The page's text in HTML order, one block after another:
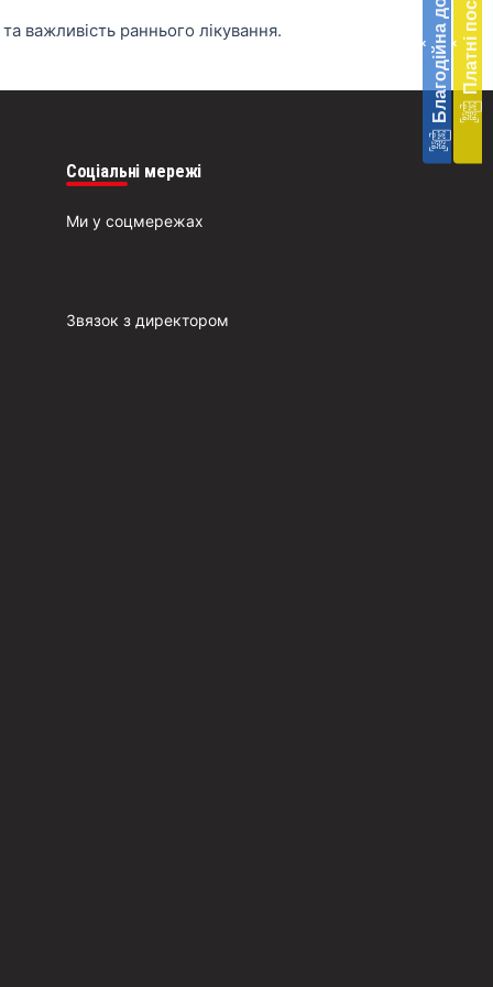
‹ ‹ Платні послуги
важливість раннього лікування.
Соціальні мережі
Ми у соцмережах
Звязок з директором